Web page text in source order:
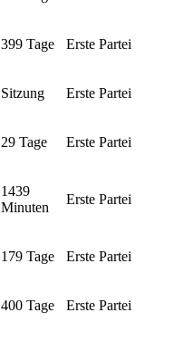
399 Tage Erste Partei
Sitzung Erste Partei
29 Tage Erste Partei
1439
Minuten
Erste Partei
179 Tage Erste Partei
400 Tage Erste Partei